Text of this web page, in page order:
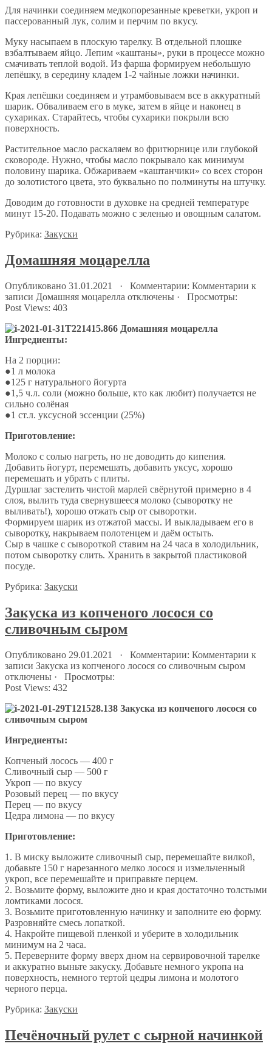
Для начинки соединяем медкопорезанные креветки, укроп и
пассерованный лук, солим и перчим по вкусу.
Муку насыпаем в плоскую тарелку. В отдельной плошке
взбалтываем яйцо. Лепим «каштаны», руки в процессе можно
смачивать теплой водой. Из фарша формируем небольшую
лепёшку, в середину кладем 1-2 чайные ложки начинки.
Края лепёшки соединяем и утрамбовываем все в аккуратный
шарик. Обваливаем его в муке, затем в яйце и наконец в
сухариках. Старайтесь, чтобы сухарики покрыли всю
поверхность.
Растительное масло раскаляем во фритюрнице или глубокой
сковороде. Нужно, чтобы масло покрывало как минимум
половину шарика. Обжариваем «каштанчики» со всех сторон
до золотистого цвета, это буквально по полминуты на штучку.
Доводим до готовности в духовке на средней температуре
минут 15-20. Подавать можно с зеленью и овощным салатом.
Рубрика: Закуски
Домашняя моцарелла
Опубликовано 31.01.2021 · Комментарии: Комментарии к
записи Домашняя моцарелла отключены · Просмотры:
Post Views: 403
Ингредиенты:
На 2 порции:
●1 л молока
●125 г натурального йогурта
●1,5 ч.л. соли (можно больше, кто как любит) получается не
сильно солёная
●1 ст.л. уксусной эссенции (25%)
Приготовление:
Молоко с солью нагреть, но не доводить до кипения.
Добавить йогурт, перемешать, добавить уксус, хорошо
перемешать и убрать с плиты.
Дуршлаг застелить чистой марлей свёрнутой примерно в 4
слоя, вылить туда свернувшееся молоко (сыворотку не
выливать!), хорошо отжать сыр от сыворотки.
Формируем шарик из отжатой массы. И выкладываем его в
сыворотку, накрываем полотенцем и даём остыть.
Сыр в чашке с сывороткой ставим на 24 часа в холодильник,
потом сыворотку слить. Хранить в закрытой пластиковой
посуде.
Рубрика: Закуски
Закуска из копченого лосося со
сливочным сыром
Опубликовано 29.01.2021 · Комментарии: Комментарии к
записи Закуска из копченого лосося со сливочным сыром
отключены · Просмотры:
Post Views: 432
Ингредиенты:
Копченый лосось — 400 г
Сливочный сыр — 500 г
Укроп — по вкусу
Розовый перец — по вкусу
Перец — по вкусу
Цедра лимона — по вкусу
Приготовление:
1. В миску выложите сливочный сыр, перемешайте вилкой,
добавьте 150 г нарезанного мелко лосося и измельченный
укроп, все перемешайте и приправьте перцем.
2. Возьмите форму, выложите дно и края достаточно толстыми
ломтиками лосося.
3. Возьмите приготовленную начинку и заполните ею форму.
Разровняйте смесь лопаткой.
4. Накройте пищевой пленкой и уберите в холодильник
минимум на 2 часа.
5. Переверните форму вверх дном на сервировочной тарелке
и аккуратно выньте закуску. Добавьте немного укропа на
поверхность, немного тертой цедры лимона и молотого
черного перца.
Рубрика: Закуски
Печёночный рулет с сырной начинкой